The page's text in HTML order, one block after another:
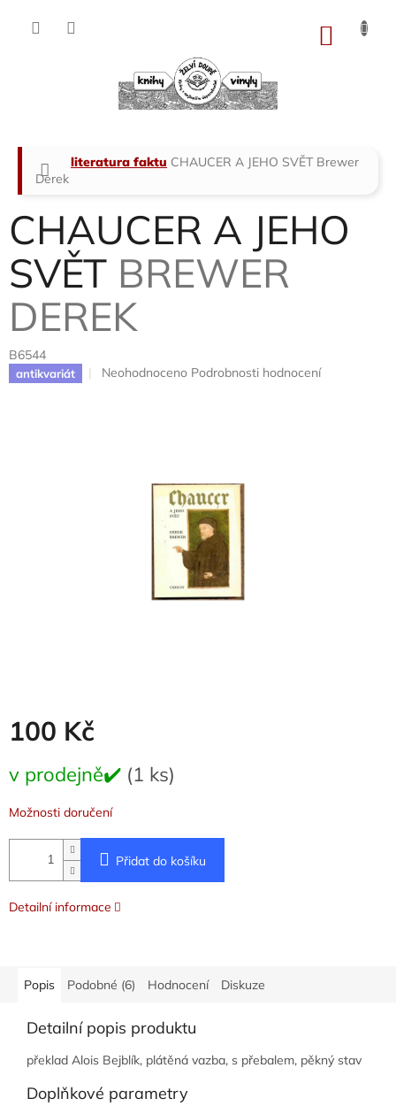
Domů
literatura faktu CHAUCER A JEHO SVĚT Brewer
Derek
CHAUCER A JEHO
SVĚT BREWER
DEREK
B6544
antikvariát
Průměrné
hvězdiček.
Neohodnoceno Podrobnosti hodnocení
100 Kč
cena:
v prodejně✔️ (1 ks)
Možnosti doručení
Přidat do košíku
Detailní informace
Popis Podobné (6) Hodnocení Diskuze
Detailní popis produktu
překlad Alois Bejblík, plátěná vazba, s přebalem, pěkný stav
Doplňkové parametry